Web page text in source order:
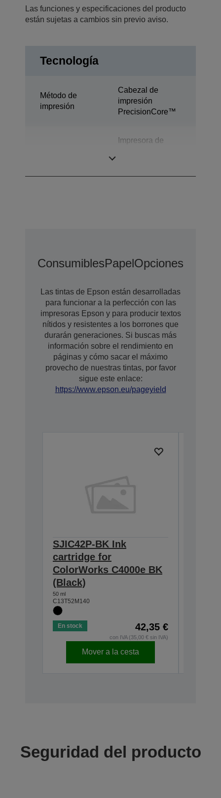
Las funciones y especificaciones del producto
están sujetas a cambios sin previo aviso.
Tecnología
Método de
impresión
Cabezal de
impresión
PrecisionCore™
Impresora de
ConsumiblesPapelOpciones
Las tintas de Epson están desarrolladas
para funcionar a la perfección con las
impresoras Epson y para producir textos
nítidos y resistentes a los borrones que
durarán generaciones. Si buscas más
información sobre el rendimiento en
páginas y cómo sacar el máximo
provecho de nuestras tintas, por favor
sigue este enlace:
https://www.epson.eu/pageyield
SJIC42P-BK Ink
cartridge for
ColorWorks C4000e BK
(Black)
50 ml
C13T52M140
En stock 42,35 €
con IVA (35,00 € sin IVA)
Mover a la cesta
Seguridad del producto